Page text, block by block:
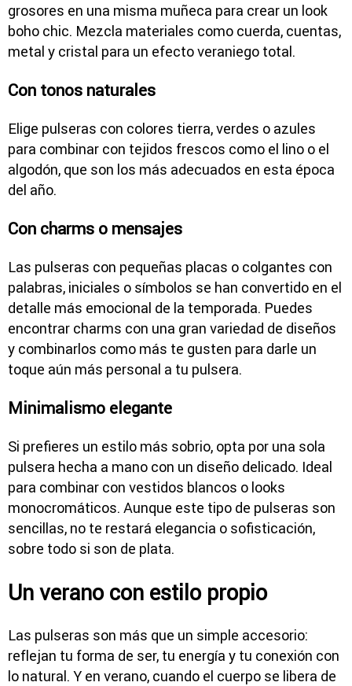
grosores en una misma muñeca para crear un look
boho chic. Mezcla materiales como cuerda, cuentas,
metal y cristal para un efecto veraniego total.
Con tonos naturales
Elige pulseras con colores tierra, verdes o azules
para combinar con tejidos frescos como el lino o el
algodón, que son los más adecuados en esta época
del año.
Con charms o mensajes
Las pulseras con pequeñas placas o colgantes con
palabras, iniciales o símbolos se han convertido en el
detalle más emocional de la temporada. Puedes
encontrar charms con una gran variedad de diseños
y combinarlos como más te gusten para darle un
toque aún más personal a tu pulsera.
Minimalismo elegante
Si prefieres un estilo más sobrio, opta por una sola
pulsera hecha a mano con un diseño delicado. Ideal
para combinar con vestidos blancos o looks
monocromáticos. Aunque este tipo de pulseras son
sencillas, no te restará elegancia o sofisticación,
sobre todo si son de plata.
Un verano con estilo propio
Las pulseras son más que un simple accesorio:
reflejan tu forma de ser, tu energía y tu conexión con
lo natural. Y en verano, cuando el cuerpo se libera de